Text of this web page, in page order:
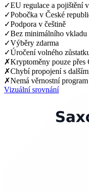
✓EU regulace a pojištění
✓Pobočka v České
✓Podpora v češtině
✓Bez minimálního vkladu
✓Výběry zdarma
✓Úročení volného
✗Kryptoměny pouze přes
✗Chybí propojení s
✗Nemá věrnostní program
Vizuální srovnání